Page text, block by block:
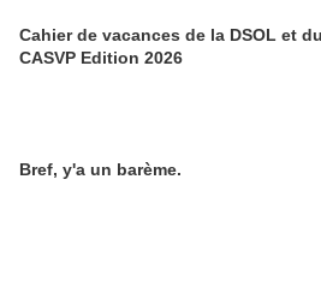
Cahier de vacances de la DSOL et du
CASVP Edition 2026
Bref, y'a un barème.